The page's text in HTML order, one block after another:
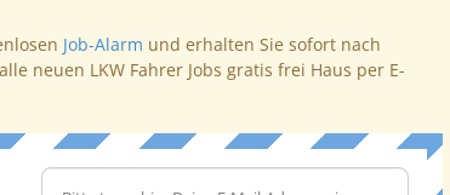
Job-Alarm und erhalten Sie sofort nach
neuen LKW Fahrer Jobs gratis frei Haus per E-